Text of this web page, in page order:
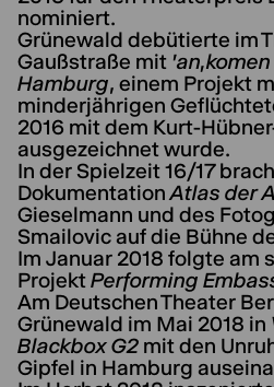
nominiert.
Grünewald debütierte im
Gaußstraße mit
Hamburg, einem Projekt
minderjährigen
2016 mit dem Kurt-
ausgezeichnet wurde.
In der Spielzeit 16/17
DokumentationAtlas der
Gieselmann und des
Smailovic auf die Bühne
Im Januar 2018 folgte am
ProjektPerforming
Am Deutschen Theater
Grünewald im Mai 2018 in
Blackbox G2 mit den
Gipfel in Hamburg